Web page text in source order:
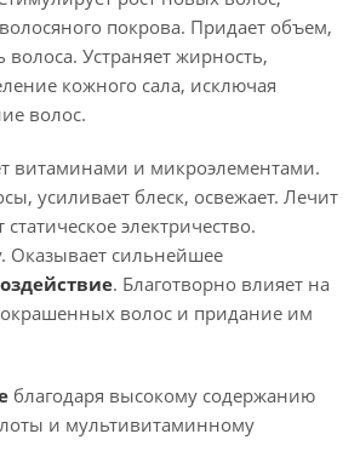
покрова. Придает объем,
волоса. Устраняет жирность,
кожного сала, исключая
волос.
витаминами и микроэлементами.
усиливает блеск, освежает. Лечит
электричество.
Оказывает сильнейшее
. Благотворно влияет на
окрашенных волос и придание им
благодаря высокому содержанию
и мультивитаминному